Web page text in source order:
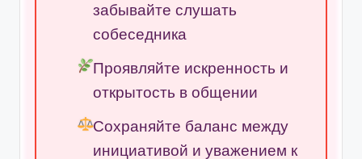
забывайте слушать
собеседника
Проявляйте искренность и
открытость в общении
Сохраняйте баланс между
инициативой и уважением к